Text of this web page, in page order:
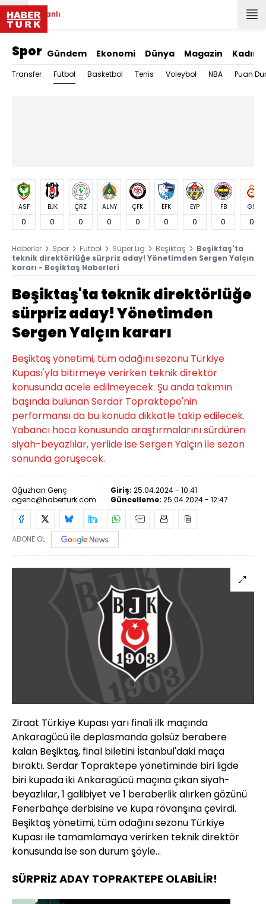
Canlı
Spor Gündem Ekonomi Dünya Magazin Kadın
Transfer Futbol Basketbol Tenis Voleybol NBA Puan
ASF
0
BJK
0
ÇRZ
0
ALNY
0
ÇFK
0
EFK
0
EYP
0
FB
0
GS
0
Haberler Spor Futbol Süper Lig Beşiktaş
Beşiktaş'ta
teknik direktörlüğe sürpriz aday! Yönetimden Sergen Yalçın
kararı - Beşiktaş Haberleri
Beşiktaş'ta teknik direktörlüğe
sürpriz aday! Yönetimden
Sergen Yalçın kararı
Beşiktaş yönetimi, tüm odağını sezonu Türkiye
Kupası'yla bitirmeye verirken teknik direktör
konusunda acele edilmeyecek. Şu anda takımın
başında bulunan Serdar Topraktepe'nin
performansı da bu konuda dikkatle takip edilecek.
Yabancı hoca konusunda araştırmalarını sürdüren
siyah-beyazlılar, yerlide ise Sergen Yalçın ile sezon
sonunda görüşecek.
Oğuzhan Genç
ogenc@haberturk.com
Giriş: 25.04.2024 - 10:41
Güncelleme: 25.04.2024 - 12:47
ABONE OL
Ziraat Türkiye Kupası yarı finali ilk maçında
Ankaragücü ile deplasmanda golsüz berabere
kalan Beşiktaş, final biletini İstanbul'daki maça
bıraktı. Serdar Topraktepe yönetiminde biri ligde
biri kupada iki Ankaragücü maçına çıkan siyah-
beyazlılar, 1 galibiyet ve 1 beraberlik alırken gözünü
Fenerbahçe derbisine ve kupa rövanşına çevirdi.
Beşiktaş yönetimi, tüm odağını sezonu Türkiye
Kupası ile tamamlamaya verirken teknik direktör
konusunda ise son durum şöyle...
SÜRPRİZ ADAY TOPRAKTEPE OLABİLİR!